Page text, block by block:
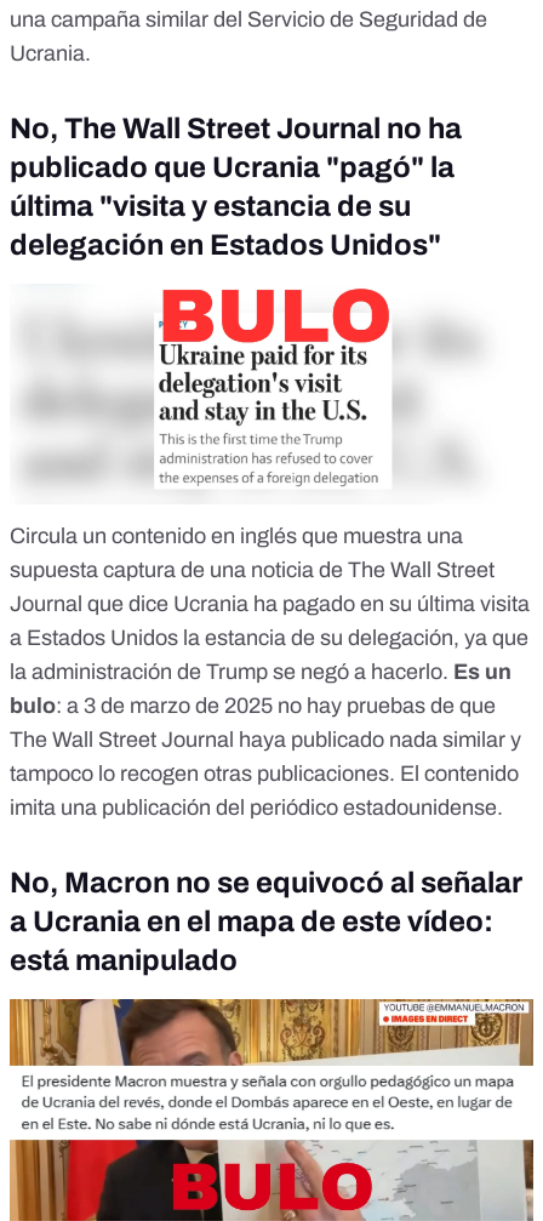
una campaña similar del Servicio de Seguridad de
Ucrania.
No, The Wall Street Journal no ha
publicado que Ucrania "pagó" la
última "visita y estancia de su
delegación en Estados Unidos"
Circula un contenido en inglés que muestra una
supuesta captura de una noticia de The Wall Street
Journal que dice Ucrania ha pagado en su última visita
a Estados Unidos la estancia de su delegación, ya que
la administración de Trump se negó a hacerlo. Es un
bulo: a 3 de marzo de 2025 no hay pruebas de que
The Wall Street Journal haya publicado nada similar y
tampoco lo recogen otras publicaciones. El contenido
imita una publicación del periódico estadounidense.
No, Macron no se equivocó al señalar
a Ucrania en el mapa de este vídeo:
está manipulado